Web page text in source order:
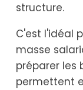
structure.
C'est l'idéal
masse
préparer les
permettent